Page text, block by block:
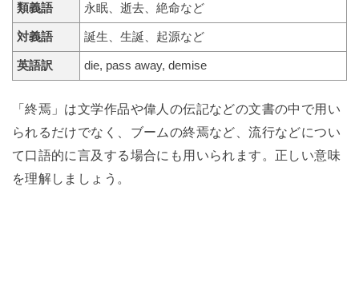
類義語 永眠、逝去、絶命など
対義語 誕生、生誕、起源など
英語訳 die, pass away, demise
「終焉」は文学作品や偉人の伝記などの文書の中で用い
られるだけでなく、ブームの終焉など、流行などについ
て口語的に言及する場合にも用いられます。正しい意味
を理解しましょう。